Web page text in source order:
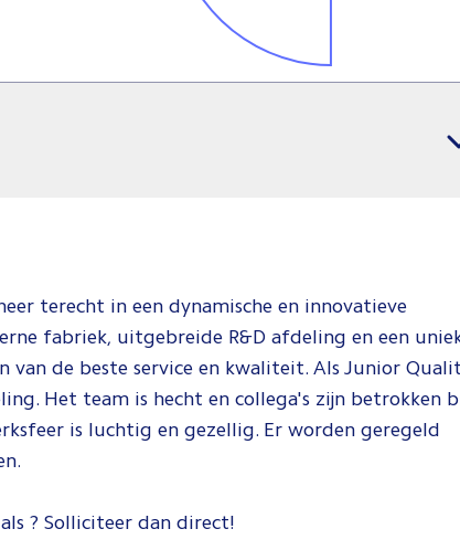
Technisch-Commercieel
voor
weten
dat kan
Check
om te
wij dat
terecht in een dynamische en innovatieve
fabriek, uitgebreide R&D afdeling en een
de beste service en kwaliteit. Als Junior
Het team is hecht en collega's zijn betrokken
is luchtig en gezellig. Er worden geregeld
? Solliciteer dan direct!